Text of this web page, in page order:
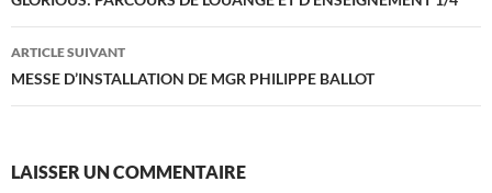
articles
ARTICLE SUIVANT
MESSE D’INSTALLATION DE MGR PHILIPPE BALLOT
LAISSER UN COMMENTAIRE